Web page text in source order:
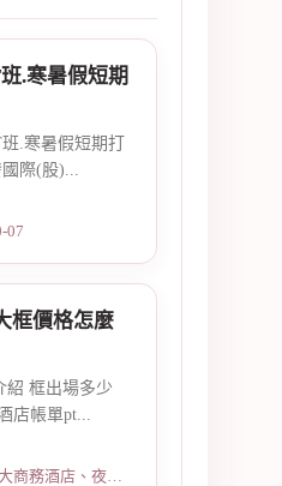
.寒暑假短期
.寒暑假短期打
際(股)...
07
框價格怎麼
紹 框出場多少
店帳單pt...
總會試算 · 2026-03-14